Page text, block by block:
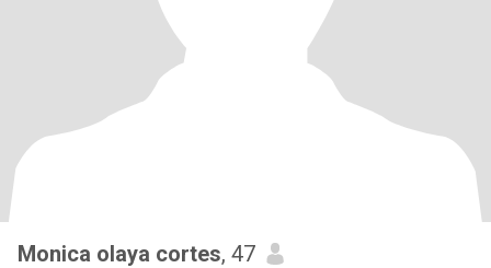
Monica olaya cortes, 47